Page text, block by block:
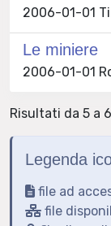
2006-01-01
Le miniere
2006-01-01
Risultati da 5 a
Legenda
file ad
file